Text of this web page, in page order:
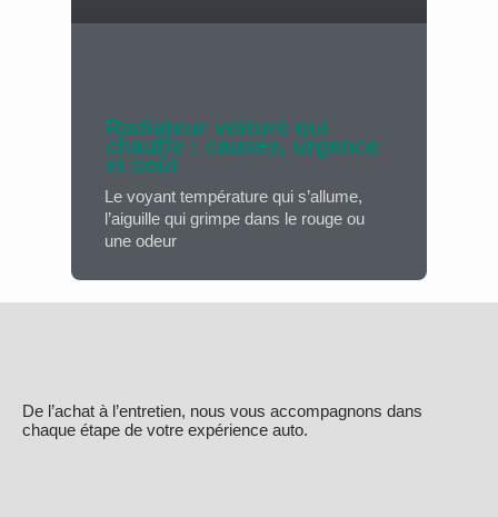
Radiateur voiture qui
chauffe : causes, urgence
et coût
Le voyant température qui s’allume,
l’aiguille qui grimpe dans le rouge ou
une odeur
De l’achat à l’entretien, nous vous accompagnons dans
chaque étape de votre expérience auto.